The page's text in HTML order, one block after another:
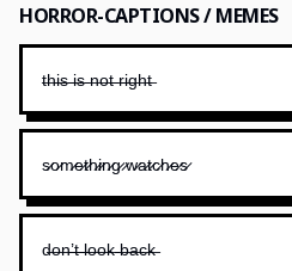
HORROR-CAPTIONS / MEMES
t̶h̶i̶s̶ ̶i̶s̶ ̶n̶o̶t̶ ̶r̶i̶g̶h̶t̶
s̷o̷m̷e̷t̷h̷i̷n̷g̷ ̷w̷a̷t̷c̷h̷e̷s̷
d̶o̶n̶’̶t̶ ̶l̶o̶o̶k̶ ̶b̶a̶c̶k̶